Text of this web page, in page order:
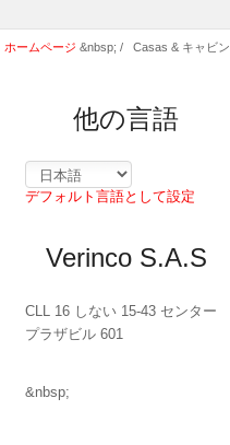
ホームページ &nbsp; / Casas & キャビン
他の言語
デフォルト言語として設定
Verinco S.A.S
CLL 16 しない 15-43 センター
プラザビル 601
&nbsp;